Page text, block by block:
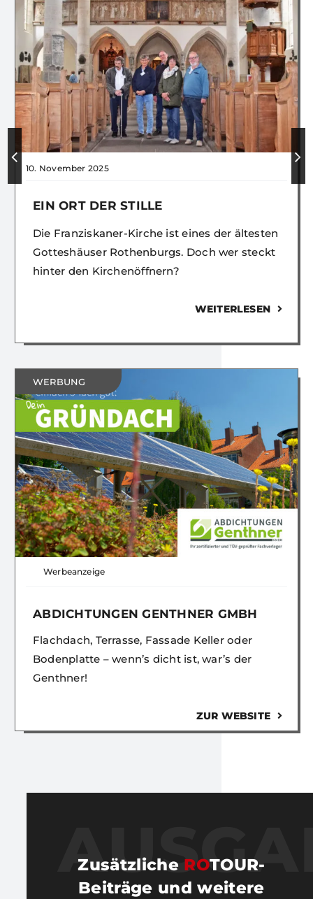
10. November 2025
EIN ORT DER STILLE
Die Franziskaner-Kirche ist eines der ältesten
Gotteshäuser Rothenburgs. Doch wer steckt
hinter den Kirchenöffnern?
WEITERLESEN
WERBUNG
Werbeanzeige
ABDICHTUNGEN GENTHNER GMBH
Flachdach, Terrasse, Fassade Keller oder
Bodenplatte – wenn’s dicht ist, war’s der
Genthner!
ZUR WEBSITE
Zusätzliche ROTOUR-
Beiträge und weitere